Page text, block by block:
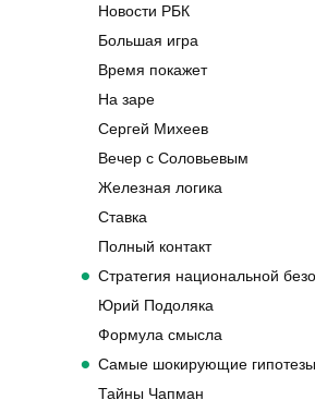
Новости РБК
Большая игра
Время покажет
На заре
Сергей Михеев
Вечер с Соловьевым
Железная логика
Ставка
Полный контакт
Стратегия национальной
Юрий Подоляка
Формула смысла
Самые шокирующие гипотезы
Тайны Чапман